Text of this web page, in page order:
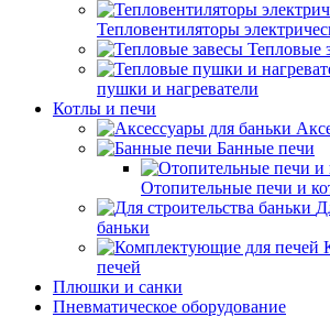
Тепловентиляторы
Тепловые
пушки и нагреватели
Котлы и печи
Банные печи
Отопительные печи и
баньки
печей
Плюшки и санки
Пневматическое оборудование